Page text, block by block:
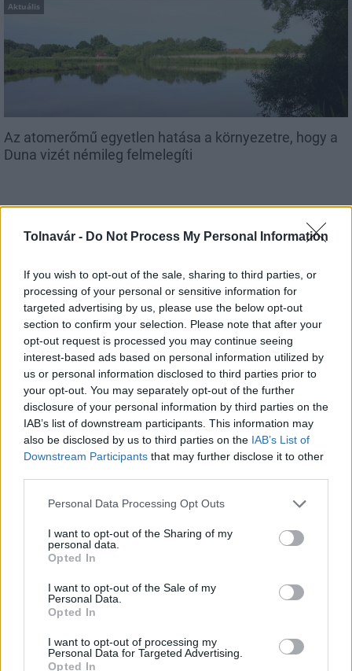
Tolnavár - Do Not Process My Personal Information
If you wish to opt-out of the sale, sharing to third parties, or
processing of your personal or sensitive information for
targeted advertising by us, please use the below opt-out
section to confirm your selection. Please note that after your
opt-out request is processed you may continue seeing
interest-based ads based on personal information utilized by
us or personal information disclosed to third parties prior to
your opt-out. You may separately opt-out of the further
disclosure of your personal information by third parties on the
IAB’s list of downstream participants. This information may
also be disclosed by us to third parties on the IAB’s List of
Downstream Participants that may further disclose it to other
Please note that this website/app uses one or more Google
not limited to your visit or usage behaviour. You may click to
grant or deny consent to Google and its third-party tags to
use your data for below specified purposes in below Google
consent section.
Personal Data Processing Opt Outs
I want to opt-out of the Sharing of my
personal data.
Opted In
I want to opt-out of the Sale of my
Personal Data.
Opted In
I want to opt-out of processing my
Personal Data for Targeted Advertising.
Opted In
Aktuális
Az atomerőmű egyetlen hatása a környezetre, hogy a
Duna vizét némileg felmelegíti
MAGYAR ÉPÍTŐK
Történelmi táj, amelynek minden köve mesél –
megújul a tatai Angolkert
A projekt részeként megújulnak a területen található
műemlékek, köztük a különleges Műromok, valamint a közeli
M1 bővítés: már zajlik a teljesen új